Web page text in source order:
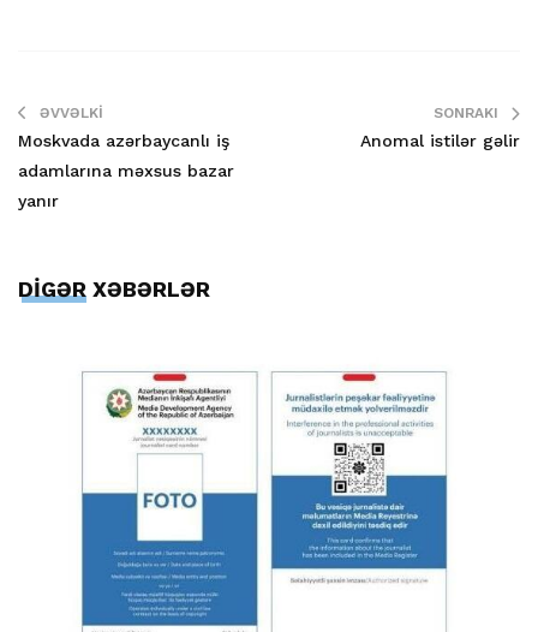
ƏVVƏLKI
Moskvada azərbaycanlı iş
adamlarına məxsus bazar
yanır
SONRAKI
Anomal istilər gəlir
DİGƏR XƏBƏRLƏR